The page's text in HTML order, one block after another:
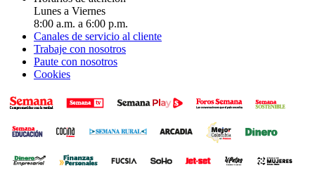
Lunes a Viernes
8:00 a.m. a 6:00 p.m.
Canales de servicio al cliente
Trabaje con nosotros
Paute con nosotros
Cookies